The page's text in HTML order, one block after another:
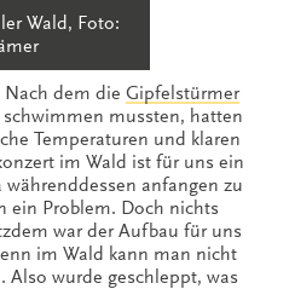
Wald, Foto:
dem die Gipfelstürmer
mussten, hatten
Temperaturen und klaren
im Wald ist für uns ein
anfangen zu
ein Problem. Doch nichts
war der Aufbau für uns
im Wald kann man nicht
Also wurde geschleppt, was